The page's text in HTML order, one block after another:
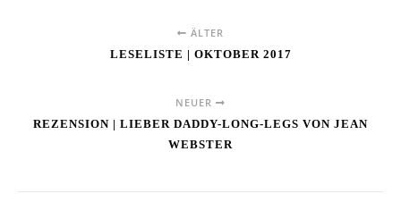
ÄLTER
LESELISTE | OKTOBER 2017
NEUER
REZENSION | LIEBER DADDY-LONG-LEGS VON JEAN
WEBSTER